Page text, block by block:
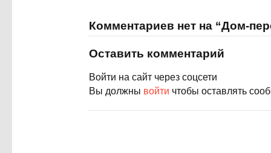
Комментариев нет на “Дом-
Оставить комментарий
Войти на сайт через соцсети
Вы должны войти чтобы оставлять